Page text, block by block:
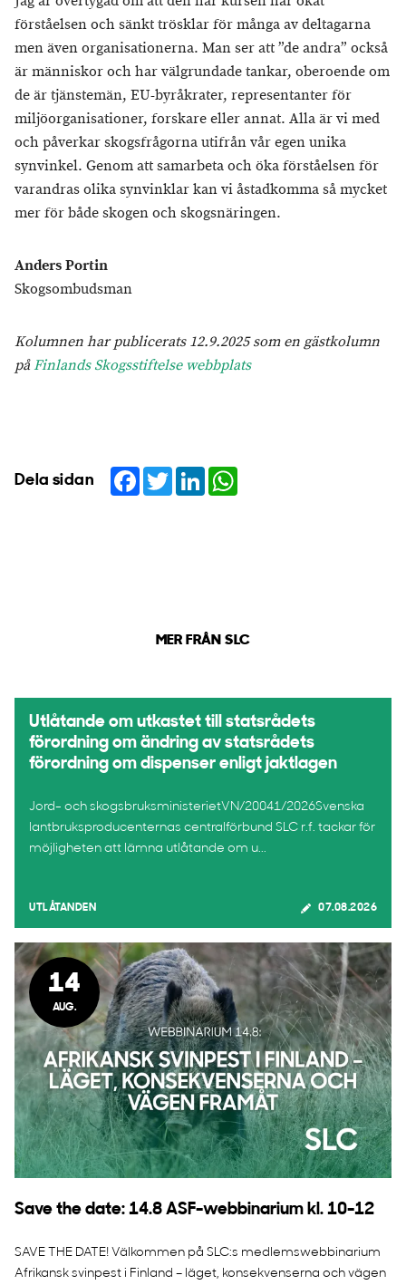
förståelsen och sänkt trösklar för många av deltagarna
men även organisationerna. Man ser att ”de andra” också
är människor och har välgrundade tankar, oberoende om
de är tjänstemän, EU-byråkrater, representanter för
miljöorganisationer, forskare eller annat. Alla är vi med
och påverkar skogsfrågorna utifrån vår egen unika
synvinkel. Genom att samarbeta och öka förståelsen för
varandras olika synvinklar kan vi åstadkomma så mycket
mer för både skogen och skogsnäringen.
Anders Portin
Skogsombudsman
Kolumnen har publicerats 12.9.2025 som en gästkolumn
påFinlands Skogsstiftelse webbplats
Dela sidan Facebook
TwitterLinkedIn
MER FRÅN SLC
Utlåtande om utkastet till statsrådets
förordning om ändring av statsrådets
förordning om dispenser enligt jaktlagen
Jord- och skogsbruksministerietVN/20041/2026Svenska
lantbruksproducenternas centralförbund SLC r.f. tackar för
möjligheten att lämna utlåtande om u...
UTLÅTANDEN 07.08.2026
14
AUG.
Save the date: 14.8 ASF-webbinarium kl. 10-12
SAVE THE DATE! Välkommen på SLC:s medlemswebbinarium
Afrikansk svinpest i Finland – läget, konsekvenserna och vägen